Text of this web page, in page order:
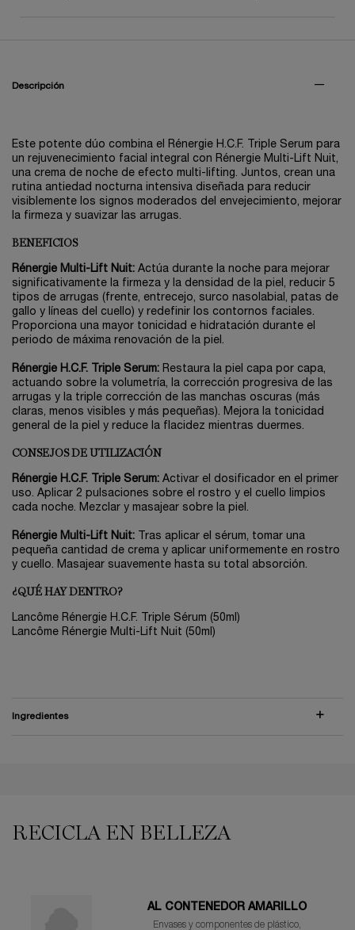
Descripción
Este potente dúo combina el Rénergie H.C.F. Triple Serum para
un rejuvenecimiento facial integral con Rénergie Multi-Lift Nuit,
una crema de noche de efecto multi-lifting. Juntos, crean una
rutina antiedad nocturna intensiva diseñada para reducir
visiblemente los signos moderados del envejecimiento, mejorar
la firmeza y suavizar las arrugas.
BENEFICIOS
Rénergie Multi-Lift Nuit: Actúa durante la noche para mejorar
significativamente la firmeza y la densidad de la piel, reducir 5
tipos de arrugas (frente, entrecejo, surco nasolabial, patas de
gallo y líneas del cuello) y redefinir los contornos faciales.
Proporciona una mayor tonicidad e hidratación durante el
periodo de máxima renovación de la piel.
Rénergie H.C.F. Triple Serum: Restaura la piel capa por capa,
actuando sobre la volumetría, la corrección progresiva de las
arrugas y la triple corrección de las manchas oscuras (más
claras, menos visibles y más pequeñas). Mejora la tonicidad
general de la piel y reduce la flacidez mientras duermes.
CONSEJOS DE UTILIZACIÓN
Rénergie H.C.F. Triple Serum: Activar el dosificador en el primer
uso. Aplicar 2 pulsaciones sobre el rostro y el cuello limpios
cada noche. Mezclar y masajear sobre la piel.
Rénergie Multi-Lift Nuit: Tras aplicar el sérum, tomar una
pequeña cantidad de crema y aplicar uniformemente en rostro
y cuello. Masajear suavemente hasta su total absorción.
¿QUÉ HAY DENTRO?
Lancôme Rénergie H.C.F. Triple Sérum (50ml)
Lancôme Rénergie Multi-Lift Nuit (50ml)
Ingredientes
RECICLA EN BELLEZA
AL CONTENEDOR AMARILLO
Envases y componentes de plástico,